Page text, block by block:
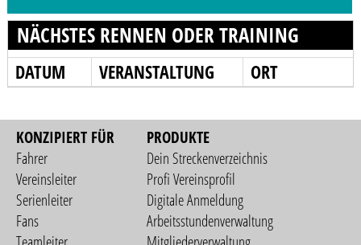
NÄCHSTES RENNEN ODER TRAINING
DATUM VERANSTALTUNG ORT
KONZIPIERT FÜR
Fahrer
Vereinsleiter
Serienleiter
Fans
PRODUKTE
Dein Streckenverzeichnis
Profi Vereinsprofil
Digitale Anmeldung
Arbeitsstundenverwaltung